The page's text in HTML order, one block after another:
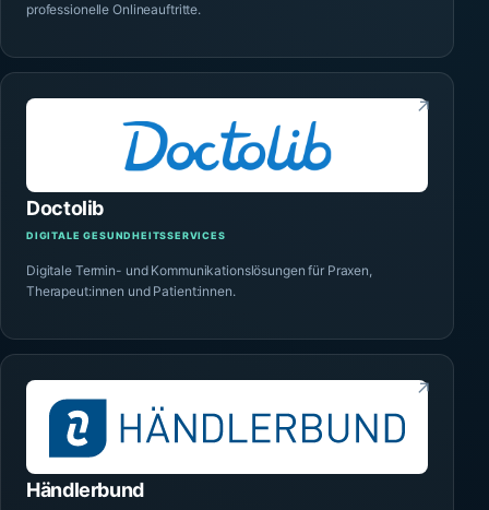
professionelle Onlineauftritte.
Doctolib
DIGITALE GESUNDHEITSSERVICES
Digitale Termin- und Kommunikationslösungen für Praxen,
Therapeut:innen und Patient:innen.
↗
Händlerbund
↗